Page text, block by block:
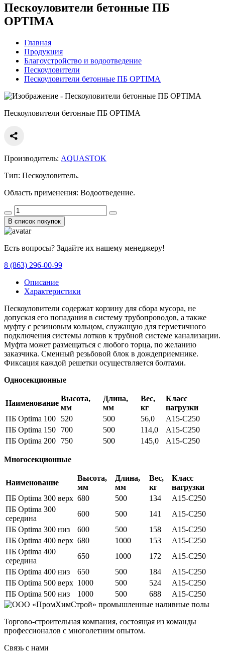
Пескоуловители бетонные ПБ
OPTIMA
Главная
Продукция
Благоустройство и водоотведение
Пескоуловители
Пескоуловители бетонные ПБ OPTIMA
Пескоуловители бетонные ПБ OPTIMA
Производитель: AQUASTOK
Тип: Пескоуловитель.
Область применения: Водоотведение.
В список покупок
Есть вопросы? Задайте их нашему менеджеру!
8 (863) 296-00-99
Описание
Характеристики
Пескоуловители содержат корзину для сбора мусора, не
допуская его попадания в систему трубопроводов, а также
муфту с резиновым кольцом, служащую для герметичного
подключения системы лотков к трубной системе канализации.
Муфта может размещаться с любого торца, по желанию
заказчика. Сменный резьбовой блок в дождеприемнике.
Фиксация каждой решетки осуществляется болтами.
Односекционные
Наименование
Высота,
мм
Длина,
мм
Вес,
кг
Класс
нагрузки
ПБ Optima 100
520 500 56,0
A15-C250
ПБ Optima 150
700 500 114,0
A15-C250
ПБ Optima 200
750 500 145,0 A15-C250
Многосекционные
Наименование
Высота,
мм
Длина,
мм
Вес,
кг
Класс
нагрузки
ПБ Optima 300 верх 680 500 134
A15-C250
ПБ Optima 300
середина
600 500 141
A15-C250
ПБ Optima 300 низ
600 500 158
A15-C250
ПБ Optima 400 верх 680 1000 153
A15-C250
ПБ Optima 400
середина
650 1000 172
A15-C250
ПБ Optima 400 низ
650 500 184
A15-C250
ПБ Optima 500 верх 1000 500 524
A15-C250
ПБ Optima 500 низ
1000 500 688 A15-C250
Торгово-строительная компания, состоящая из команды
профессионалов с многолетним опытом.
Связь с нами